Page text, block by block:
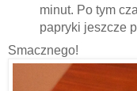
minut. Po tym
papryki jeszcze
Smacznego!